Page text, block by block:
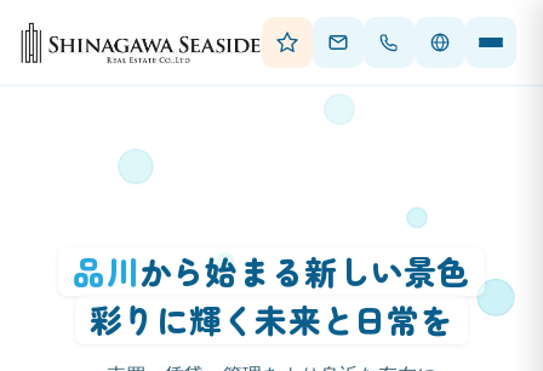
品川から始まる新しい景色
彩りに輝く未来と日常を